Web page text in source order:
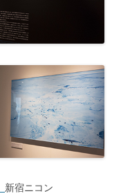
新宿ニコン